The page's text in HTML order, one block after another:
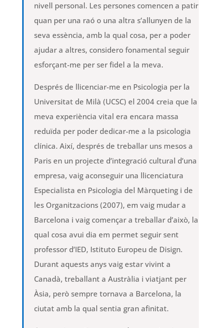
nivell personal. Les persones comencen a patir
quan per una raó o una altra s’allunyen de la
seva essència, amb la qual cosa, per a poder
ajudar a altres, considero fonamental seguir
esforçant-me per ser fidel a la meva.
Després de llicenciar-me en Psicologia per la
Universitat de Milà (UCSC) el 2004 creia que la
meva experiència vital era encara massa
reduïda per poder dedicar-me a la psicologia
clínica. Així, després de treballar uns mesos a
Paris en un projecte d’integració cultural d’una
empresa, vaig aconseguir una llicenciatura
Especialista en Psicologia del Màrqueting i de
les Organitzacions (2007), em vaig mudar a
Barcelona i vaig començar a treballar d’això, la
qual cosa avui dia em permet seguir sent
professor d’IED, Istituto Europeu de Disign.
Durant aquests anys vaig estar vivint a
Canadà, treballant a Austràlia i viatjant per
Àsia, però sempre tornava a Barcelona, ​​la
ciutat amb la qual sentia gran afinitat.